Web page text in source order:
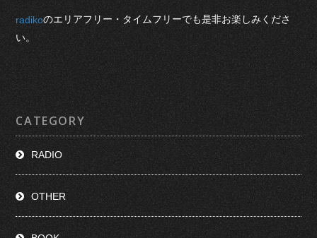
radikoのエリアフリー・タイムフリーでも是非お楽しみくださ
い。
CATEGORY
RADIO
OTHER